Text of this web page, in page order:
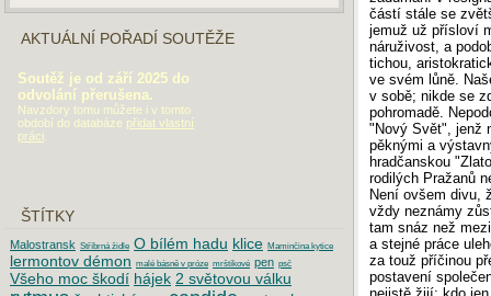
částí stále se
jemuž už přísloví
náruživost, a
tichou,
ve svém lůně.
v sobě; nikde se
pohromadě.
"Nový Svět", jenž
pěknými a
hradčanskou
rodilých Pražanů
Není ovšem divu,
vždy neznámy
tam snáz než
a stejné práce
za touž příčinou
postavení
AKTUÁLNÍ POŘADÍ SOUTĚŽE
Soutěž je od září 2025 do
odvolání přerušena.
Navzdory tomu můžete i v tomto
období do databáze přidat vlastní
práci
ŠTÍTKY
Malostransk Stříbrná židle O bílém hadu klice Maminčina kytice
lermontov démon malé básně v próze mrštíkové pen psč
Všeho moc škodí hájek 2 světovou válku